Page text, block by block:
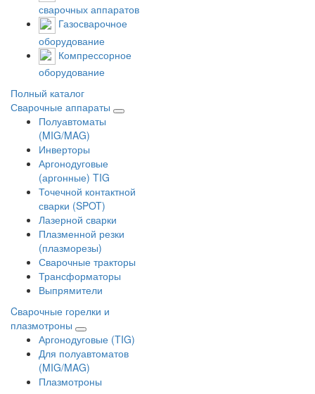
сварочных аппаратов
Газосварочное
оборудование
Компрессорное
оборудование
Полный каталог
Сварочные аппараты
Полуавтоматы
(MIG/MAG)
Инверторы
Аргонодуговые
(аргонные) TIG
Точечной контактной
сварки (SPOT)
Лазерной сварки
Плазменной резки
(плазморезы)
Сварочные тракторы
Трансформаторы
Выпрямители
Cварочные горелки и
плазмотроны
Аргонодуговые (TIG)
Для полуавтоматов
(MIG/MAG)
Плазмотроны